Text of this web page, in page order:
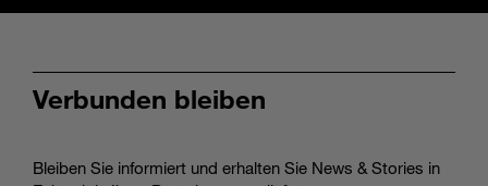
Verbunden bleiben
Bleiben Sie informiert und erhalten Sie News & Stories in